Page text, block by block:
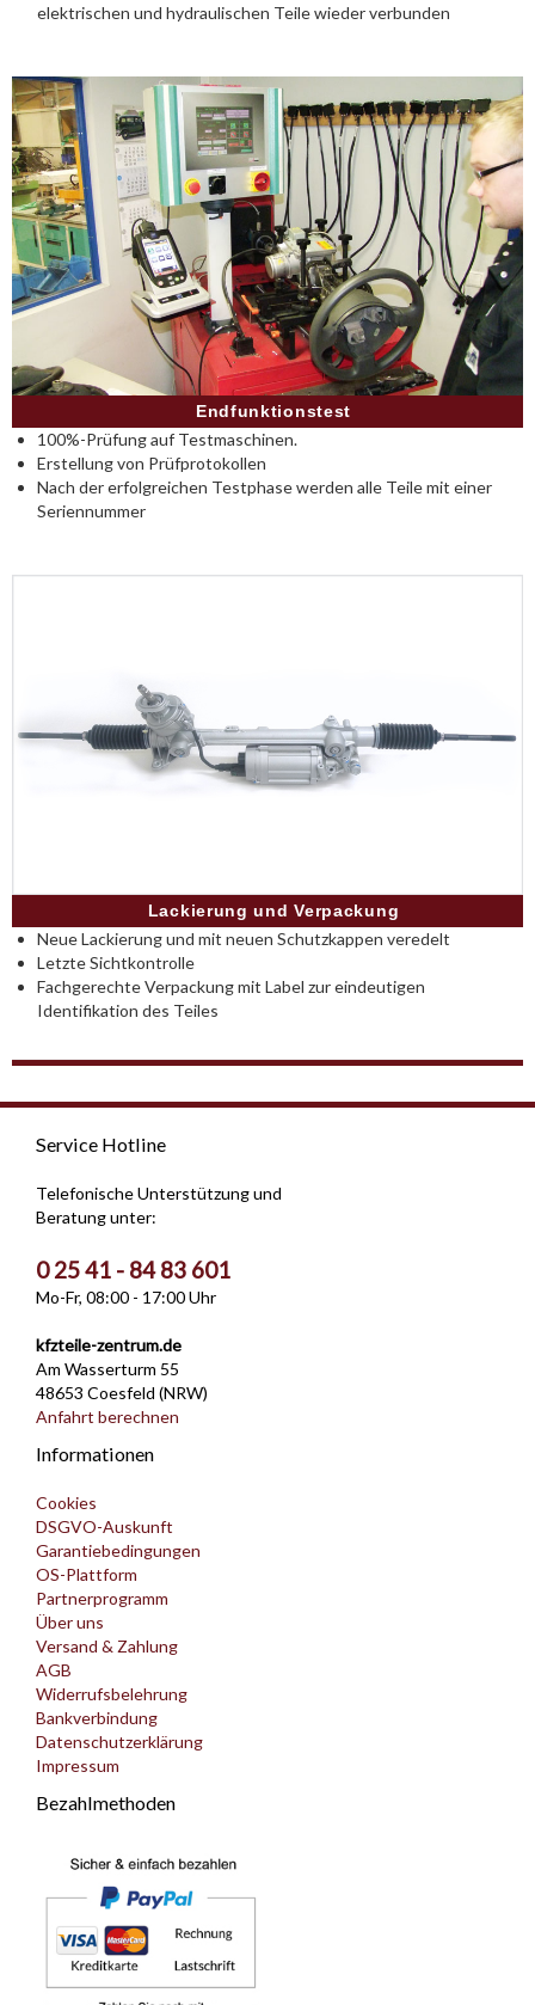
elektrischen und hydraulischen Teile wieder verbunden
Endfunktionstest
100%-Prüfung auf Testmaschinen.
Erstellung von Prüfprotokollen
Nach der erfolgreichen Testphase werden alle Teile mit einer
Seriennummer
Lackierung und Verpackung
Neue Lackierung und mit neuen Schutzkappen veredelt
Letzte Sichtkontrolle
Fachgerechte Verpackung mit Label zur eindeutigen
Identifikation des Teiles
Service Hotline
Telefonische Unterstützung und
Beratung unter:
0 25 41 - 84 83 601
Mo-Fr, 08:00 - 17:00 Uhr
kfzteile-zentrum.de
Am Wasserturm 55
48653 Coesfeld (NRW)
Anfahrt berechnen
Informationen
Cookies
DSGVO-Auskunft
Garantiebedingungen
OS-Plattform
Partnerprogramm
Über uns
Versand & Zahlung
AGB
Widerrufsbelehrung
Bankverbindung
Datenschutzerklärung
Impressum
Bezahlmethoden